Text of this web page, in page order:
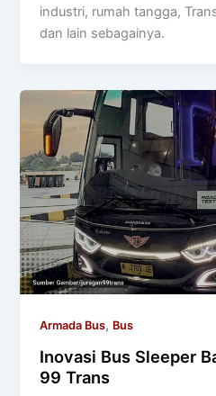
industri, rumah tangga,
dan lain sebagainya.
Armada Bus, Bus
Inovasi Bus Sleeper
99 Trans